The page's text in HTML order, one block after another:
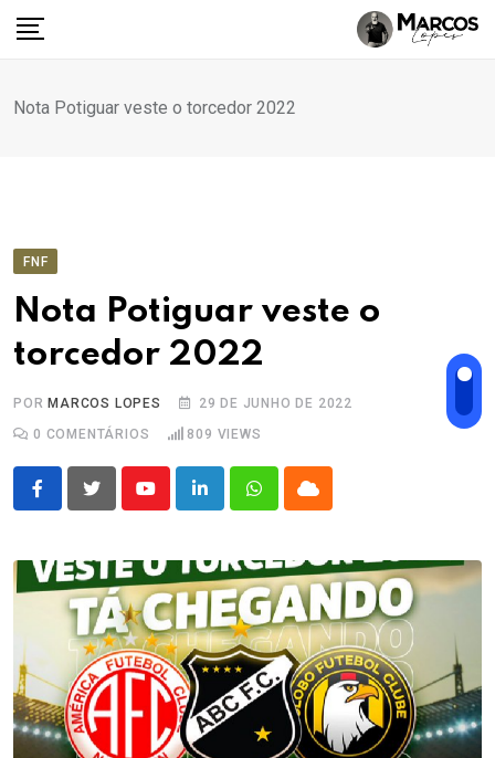
para
conteúdo
Nota Potiguar veste o torcedor 2022
FNF
Nota Potiguar veste o
torcedor 2022
PORMARCOS LOPES
29 DE JUNHO DE 2022
0 COMENTÁRIOS 809 VIEWS
YoutubeLinkedInWhatsappCloud